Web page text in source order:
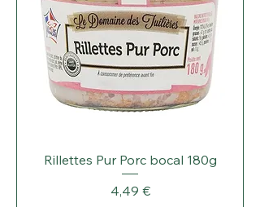
Rillettes Pur Porc bocal 180g
Prix
4,49 €